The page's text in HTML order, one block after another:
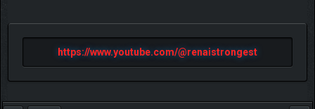
https://www.youtube.com/@renaistrongest